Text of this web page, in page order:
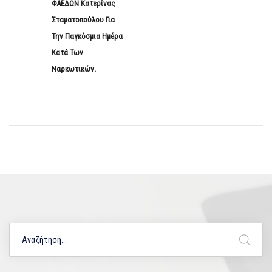
ΦΑΕΔΩΝ Κατερίνας
Σταματοπούλου Για
Την Παγκόσμια Ημέρα
Κατά Των
Ναρκωτικών.